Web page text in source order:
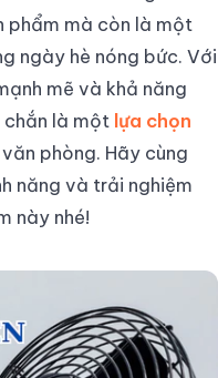
phẩm mà còn là một
ngày hè nóng bức. Với
mẽ và khả năng
là một lựa chọn
phòng. Hãy cùng
năng và trải nghiệm
này nhé!